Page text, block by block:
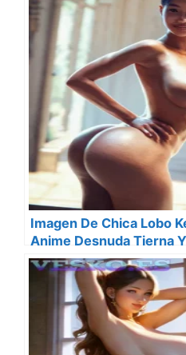
Imagen De Chica Lobo
Anime Desnuda Tierna